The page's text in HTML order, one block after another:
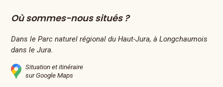
Où sommes-nous situés ?
Dans le Parc naturel régional du Haut-Jura, à Longchaumois
dans le Jura.
Situation et itinéraire
sur Google Maps